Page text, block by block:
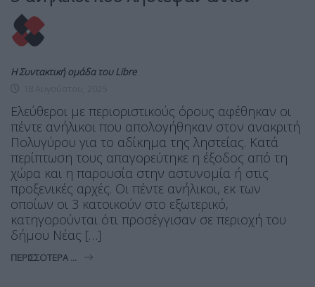
Η Συντακτική ομάδα του Libre
Ελεύθεροι με περιοριστικούς όρους αφέθηκαν οι
πέντε ανήλικοι που απολογήθηκαν στον ανακριτή
Πολυγύρου για το αδίκημα της ληστείας. Κατά
περίπτωση τους απαγορεύτηκε η έξοδος από τη
χώρα και η παρουσία στην αστυνομία ή στις
προξενικές αρχές. Οι πέντε ανήλικοι, εκ των
οποίων οι 3 κατοικούν στο εξωτερικό,
κατηγορούνται ότι προσέγγισαν σε περιοχή του
δήμου Νέας […]
ΠΕΡΙΣΣΌΤΕΡΑ ...